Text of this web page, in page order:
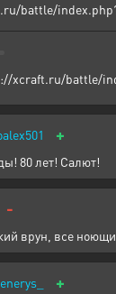
battle/
xcraft.ru/battle/
+
80 лет! Салют!
-
врун, все
+